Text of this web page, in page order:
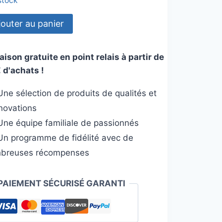
au panier
gratuite en point relais à partir de
d'achats !
sélection de produits de qualités et
équipe familiale de passionnés
programme de fidélité avec de
récompenses
SÉCURISÉ GARANTI